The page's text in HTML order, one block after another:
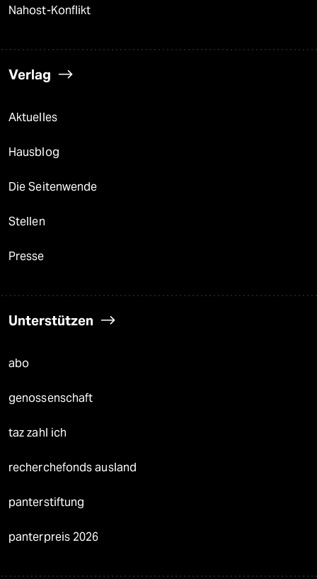
Nahost-Konflikt
Verlag
Aktuelles
Hausblog
Die Seitenwende
Stellen
Presse
Unterstützen
abo
genossenschaft
taz zahl ich
recherchefonds ausland
panterstiftung
panterpreis 2026